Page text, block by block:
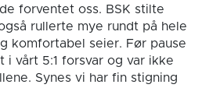
forventet oss. BSK stilte
rullerte mye rundt på hele
komfortabel seier. Før pause
i vårt 5:1 forsvar og var ikke
Synes vi har fin stigning